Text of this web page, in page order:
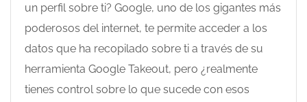
un perfil sobre ti? Google, uno de los gigantes más
poderosos del internet, te permite acceder a los
datos que ha recopilado sobre ti a través de su
herramienta Google Takeout, pero ¿realmente
tienes control sobre lo que sucede con esos